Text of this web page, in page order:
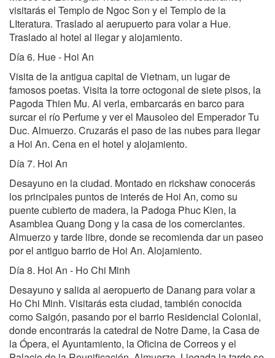
visitarás el Templo de Ngoc Son y el Templo de la
LIteratura. Traslado al aerupuerto para volar a Hue.
Traslado al hotel al llegar y alojamiento.
Día 6. Hue - Hoi An
Visita de la antigua capital de Vietnam, un lugar de
famosos poetas. Visita la torre octogonal de siete pisos, la
Pagoda Thien Mu. Al verla, embarcarás en barco para
surcar el río Perfume y ver el Mausoleo del Emperador Tu
Duc. Almuerzo. Cruzarás el paso de las nubes para llegar
a Hoi An. Cena en el hotel y alojamiento.
Día 7. Hoi An
Desayuno en la ciudad. Montado en rickshaw conocerás
los principales puntos de interés de Hoi An, como su
puente cubierto de madera, la Padoga Phuc Kien, la
Asamblea Quang Dong y la casa de los comerciantes.
Almuerzo y tarde libre, donde se recomienda dar un paseo
por el antiguo barrio de Hoi An. Alojamiento.
Día 8. Hoi An - Ho Chi Minh
Desayuno y salida al aeropuerto de Danang para volar a
Ho Chi Minh. Visitarás esta ciudad, también conocida
como Saigón, pasando por el barrio Residencial Colonial,
donde encontrarás la catedral de Notre Dame, la Casa de
la Ópera, el Ayuntamiento, la Oficina de Correos y el